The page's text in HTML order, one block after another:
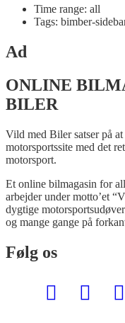
Time range: all
Tags: bimber-
Ad
ONLINE
BILER
Vild med Biler satser på
motorsportssite med det
motorsport.
Et online bilmagasin for
arbejder under motto’et
dygtige
og mange gange på
Følg os